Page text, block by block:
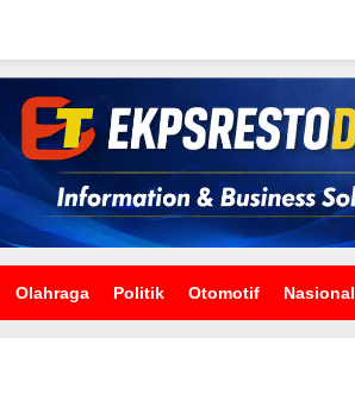
Olahraga Politik Otomotif Nasional